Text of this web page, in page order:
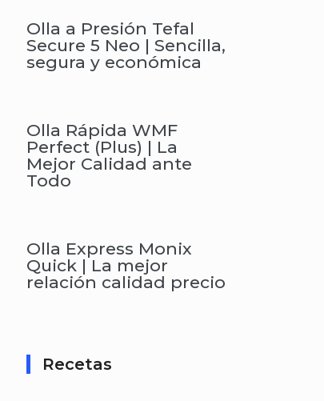
Olla a Presión Tefal
Secure 5 Neo | Sencilla,
segura y económica
Olla Rápida WMF
Perfect (Plus) | La
Mejor Calidad ante
Todo
Olla Express Monix
Quick | La mejor
relación calidad precio
Recetas